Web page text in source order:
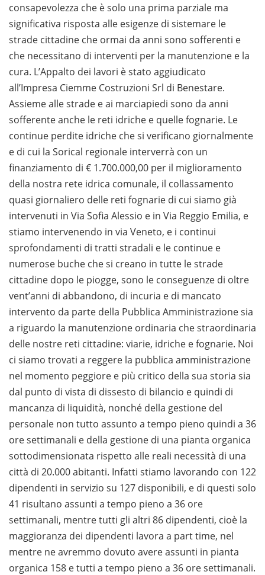
consapevolezza che è solo una prima parziale ma
significativa risposta alle esigenze di sistemare le
strade cittadine che ormai da anni sono sofferenti e
che necessitano di interventi per la manutenzione e la
cura. L’Appalto dei lavori è stato aggiudicato
all’Impresa Ciemme Costruzioni Srl di Benestare.
Assieme alle strade e ai marciapiedi sono da anni
sofferente anche le reti idriche e quelle fognarie. Le
continue perdite idriche che si verificano giornalmente
e di cui la Sorical regionale interverrà con un
finanziamento di € 1.700.000,00 per il miglioramento
della nostra rete idrica comunale, il collassamento
quasi giornaliero delle reti fognarie di cui siamo già
intervenuti in Via Sofia Alessio e in Via Reggio Emilia, e
stiamo intervenendo in via Veneto, e i continui
sprofondamenti di tratti stradali e le continue e
numerose buche che si creano in tutte le strade
cittadine dopo le piogge, sono le conseguenze di oltre
vent’anni di abbandono, di incuria e di mancato
intervento da parte della Pubblica Amministrazione sia
a riguardo la manutenzione ordinaria che straordinaria
delle nostre reti cittadine: viarie, idriche e fognarie. Noi
ci siamo trovati a reggere la pubblica amministrazione
nel momento peggiore e più critico della sua storia sia
dal punto di vista di dissesto di bilancio e quindi di
mancanza di liquidità, nonché della gestione del
personale non tutto assunto a tempo pieno quindi a 36
ore settimanali e della gestione di una pianta organica
sottodimensionata rispetto alle reali necessità di una
città di 20.000 abitanti. Infatti stiamo lavorando con 122
dipendenti in servizio su 127 disponibili, e di questi solo
41 risultano assunti a tempo pieno a 36 ore
settimanali, mentre tutti gli altri 86 dipendenti, cioè la
maggioranza dei dipendenti lavora a part time, nel
mentre ne avremmo dovuto avere assunti in pianta
organica 158 e tutti a tempo pieno a 36 ore settimanali.